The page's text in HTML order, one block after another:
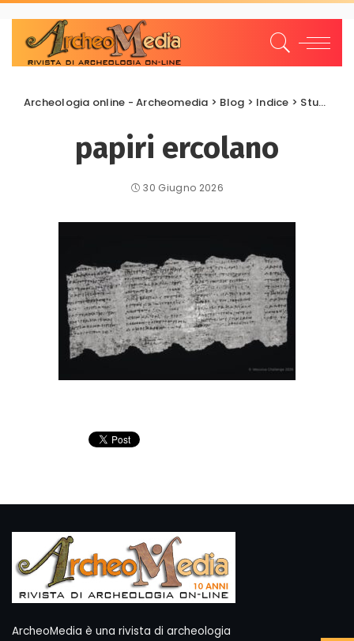
Archeologia online - Archeomedia > Blog > Indice > Studi e Ricerche
papiri ercolano
30 Giugno 2026
ArcheoMedia è una rivista di archeologia